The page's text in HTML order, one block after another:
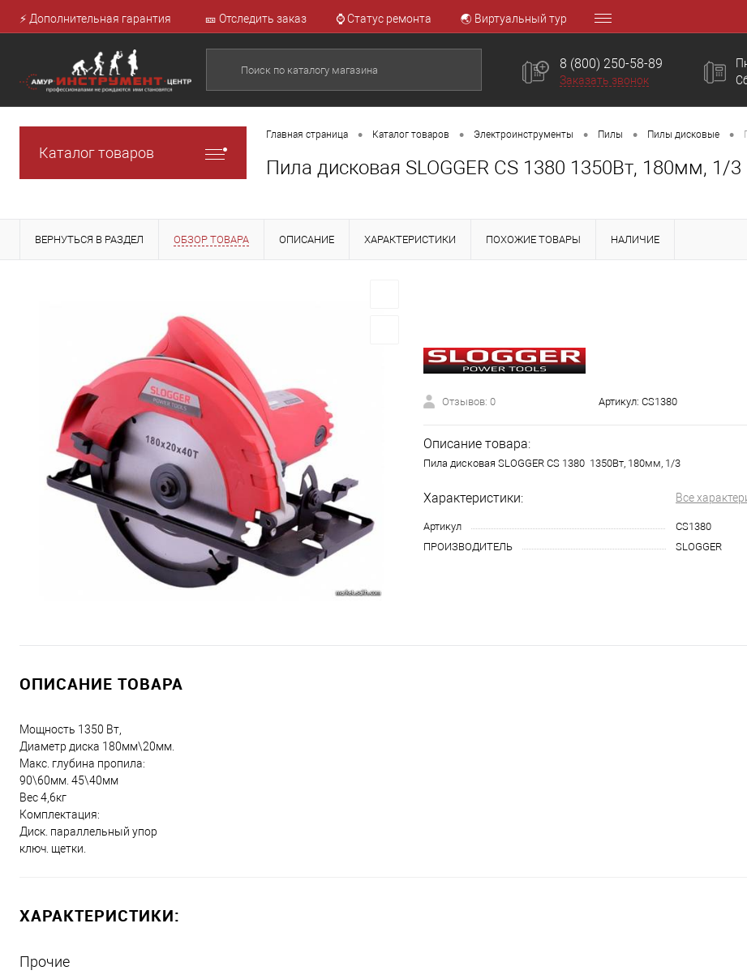
⚡ Дополнительная гарантия 🎫 Отследить заказ ⌚ Статус ремонта 🌏 Виртуальный тур
8 (800) 250-58-89
Заказать звонок
Каталог товаров
Главная страница • Каталог товаров • Электроинструменты • Пилы • Пилы дисковые •
Пила дисковая SLOGGER CS 1380 1350Вт, 180мм, 1/
ВЕРНУТЬСЯ В РАЗДЕЛ ОБЗОР ТОВАРА ОПИСАНИЕ ХАРАКТЕРИСТИКИ ПОХОЖИЕ ТОВАРЫ НАЛИЧИЕ
Отзывов: 0 Артикул: CS1380
Описание товара:
Пила дисковая SLOGGER CS 1380 1350Вт, 180мм, 1/3
Характеристики: Все
Артикул
CS1380
ПРОИЗВОДИТЕЛЬ
SLOGGER
ОПИСАНИЕ ТОВАРА
Мощность 1350 Вт,
Диаметр диска 180мм\20мм.
Макс. глубина пропила:
90\60мм. 45\40мм
Вес 4,6кг
Комплектация:
Диск. параллельный упор
ключ. щетки.
ХАРАКТЕРИСТИКИ:
Прочие